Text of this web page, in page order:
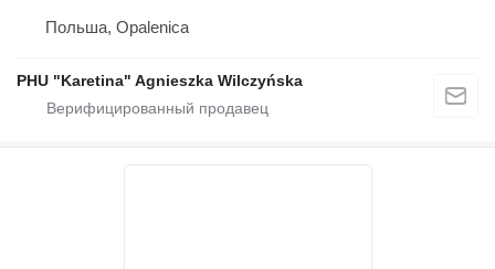
Польша, Opalenica
PHU "Karetina" Agnieszka Wilczyńska